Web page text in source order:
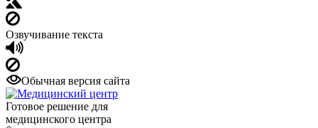
Озвучивание текста
Обычная версия сайта
Готовое решение для
медицинского центра